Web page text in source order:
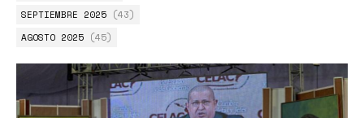
SEPTIEMBRE 2025 (43)
AGOSTO 2025 (45)
JULIO 2025(51)
JUNIO 2025(54)
MAYO 2025(56)